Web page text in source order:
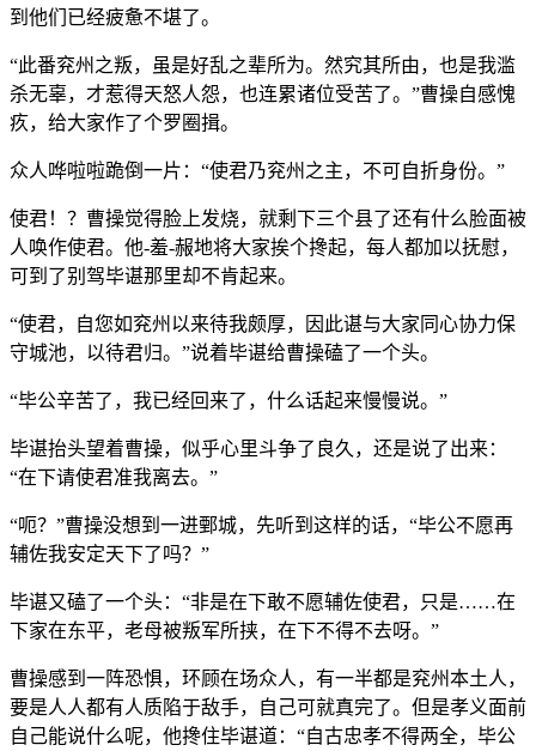
到他们已经疲惫不堪了。
“此番兖州之叛，虽是好乱之辈所为。然究其所由，也是我滥
杀无辜，才惹得天怒人怨，也连累诸位受苦了。”曹操自感愧
疚，给大家作了个罗圈揖。
众人哗啦啦跪倒一片：“使君乃兖州之主，不可自折身份。”
使君！？曹操觉得脸上发烧，就剩下三个县了还有什么脸面被
人唤作使君。他-羞-赧地将大家挨个搀起，每人都加以抚慰，
可到了别驾毕谌那里却不肯起来。
“使君，自您如兖州以来待我颇厚，因此谌与大家同心协力保
守城池，以待君归。”说着毕谌给曹操磕了一个头。
“毕公辛苦了，我已经回来了，什么话起来慢慢说。”
毕谌抬头望着曹操，似乎心里斗争了良久，还是说了出来：
“在下请使君准我离去。”
“呃？”曹操没想到一进鄄城，先听到这样的话，“毕公不愿再
辅佐我安定天下了吗？”
毕谌又磕了一个头：“非是在下敢不愿辅佐使君，只是……在
下家在东平，老母被叛军所挟，在下不得不去呀。”
曹操感到一阵恐惧，环顾在场众人，有一半都是兖州本土人，
要是人人都有人质陷于敌手，自己可就真完了。但是孝义面前
自己能说什么呢，他搀住毕谌道：“自古忠孝不得两全，毕公